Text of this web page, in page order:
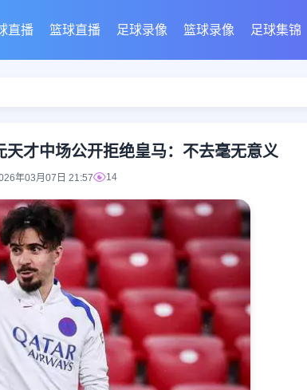
直播 篮球直播 足球录像 篮球录像 足球集锦
才中场公开拒绝皇马：不去毫无意义
年03月07日 21:57 14